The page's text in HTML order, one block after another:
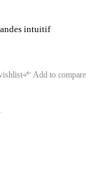
intuitif
Add to compare